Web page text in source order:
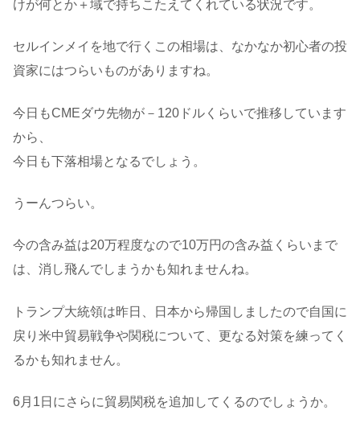
けが何とか＋域で持ちこたえてくれている状況です。
セルインメイを地で行くこの相場は、なかなか初心者の投
資家にはつらいものがありますね。
今日もCMEダウ先物が－120ドルくらいで推移しています
から、
今日も下落相場となるでしょう。
うーんつらい。
今の含み益は20万程度なので10万円の含み益くらいまで
は、消し飛んでしまうかも知れませんね。
トランプ大統領は昨日、日本から帰国しましたので自国に
戻り米中貿易戦争や関税について、更なる対策を練ってく
るかも知れません。
6月1日にさらに貿易関税を追加してくるのでしょうか。